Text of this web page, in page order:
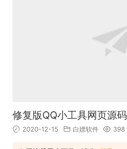
修复版QQ小工具网页源码
2020-12-15 白嫖软件 398